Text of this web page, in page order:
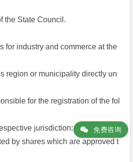
the State Council.
for industry and commerce at the
region or municipality directly un
for the registration of the fol
jurisdiction:
by shares which are approved t
免费咨询